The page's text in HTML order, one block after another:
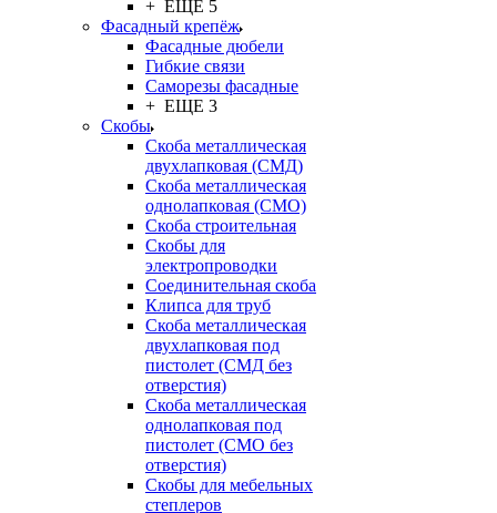
+ ЕЩЕ 5
Фасадный крепёж
Фасадные дюбели
Гибкие связи
Саморезы фасадные
+ ЕЩЕ 3
Скобы
Скоба металлическая
двухлапковая (СМД)
Скоба металлическая
однолапковая (СМО)
Скоба строительная
Скобы для
электропроводки
Соединительная скоба
Клипса для труб
Скоба металлическая
двухлапковая под
пистолет (СМД без
отверстия)
Скоба металлическая
однолапковая под
пистолет (СМО без
отверстия)
Скобы для мебельных
степлеров